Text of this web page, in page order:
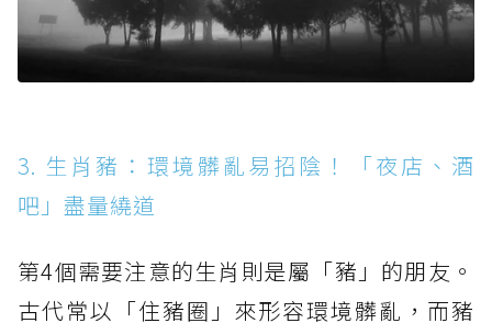
3. 生肖豬：環境髒亂易招陰！「夜店、酒
吧」盡量繞道
第4個需要注意的生肖則是屬「豬」的朋友。
古代常以「住豬圈」來形容環境髒亂，而豬